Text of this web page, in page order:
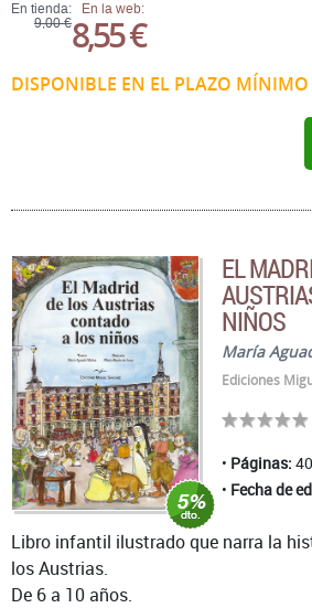
En tienda:
9,00 €
En la web:
8,55 €
DISPONIBLE EN EL PLAZO MÍNIMO
EL
NIÑOS
María
Ediciones
Páginas: 40
Fecha de
Libro infantil ilustrado que narra la
los Austrias.
De 6 a 10 años.